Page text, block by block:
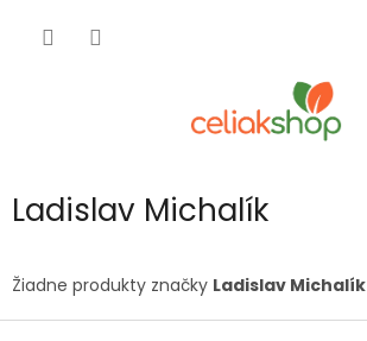
Ladislav Michalík
Žiadne produkty značky Ladislav Michalík
Z